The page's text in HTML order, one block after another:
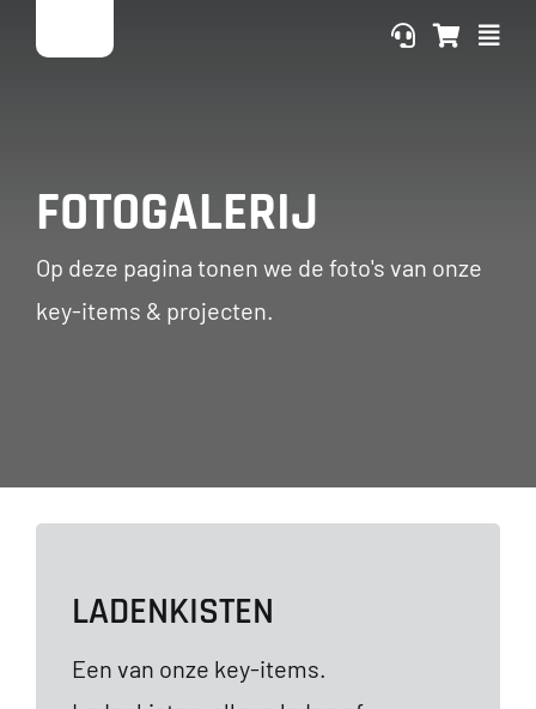
naar
FOTOGALERIJ
Op deze pagina tonen we de foto's van onze
key-items & projecten.
LADENKISTEN
Een van onze key-items.